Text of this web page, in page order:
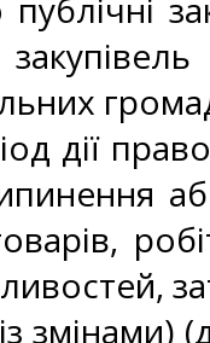
дії
змінами)